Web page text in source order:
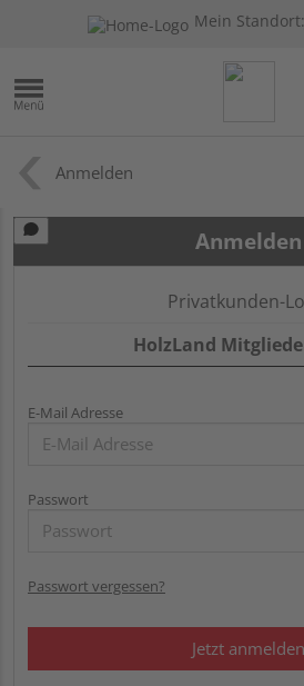
Mein Standort:
Anmelden
Anmelden
Privatkunden-
HolzLand
E-Mail Adresse
Passwort
Passwort vergessen?
Jetzt anmelden